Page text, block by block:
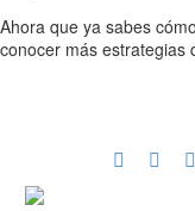
Ahora que ya sabes
conocer más estrategias